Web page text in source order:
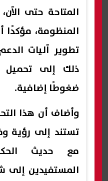
المتاحة حتى
المنظومة،
تطوير آليات
ذلك إلى تحميل
ضغوطًا إضافية.
وأضاف أن هذا
تستند إلى رؤية
مع حديث
المستفيدين إلى